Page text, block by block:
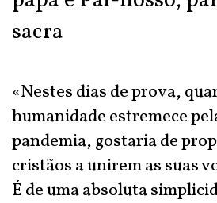
sacra
«Nestes dias de prova,
humanidade estremece
pandemia, gostaria de
cristãos a unirem as suas
É de uma absoluta